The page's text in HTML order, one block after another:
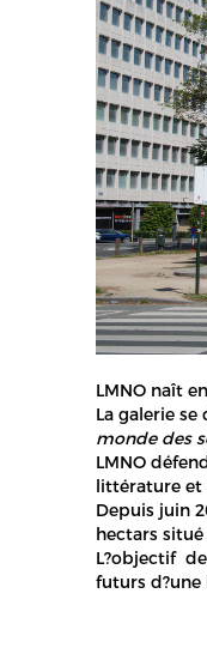
LMNO naît
La galerie
monde des
LMNO
littérature et
Depuis juin
hectars
L?objectif
futurs